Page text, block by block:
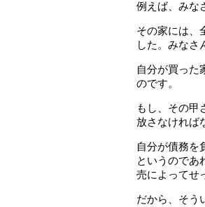
例えば、みな
その家には、
した。みなさ
自分が買った
のです。
もし、その甲
放さなければ
自分が債務を
というのであ
売によってせ
だから、そう